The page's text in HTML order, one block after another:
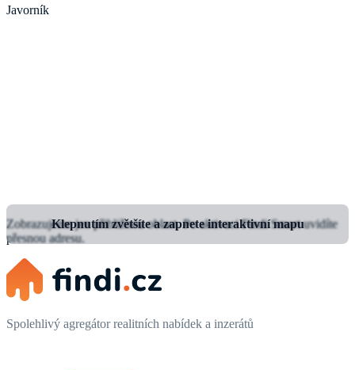
Javorník
Klepnutím zvětšíte a zapnete interaktivní mapu
Zobrazujeme jen přibližnou oblast.Po aktivaci Findi Smart uvidíte
přesnou adresu.
Spolehlivý agregátor realitních nabídek a inzerátů